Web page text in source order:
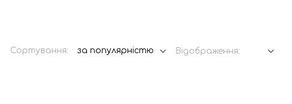
Сортування: за популярністю Відображення: